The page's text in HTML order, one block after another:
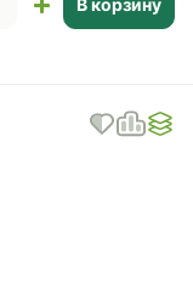
В корзину